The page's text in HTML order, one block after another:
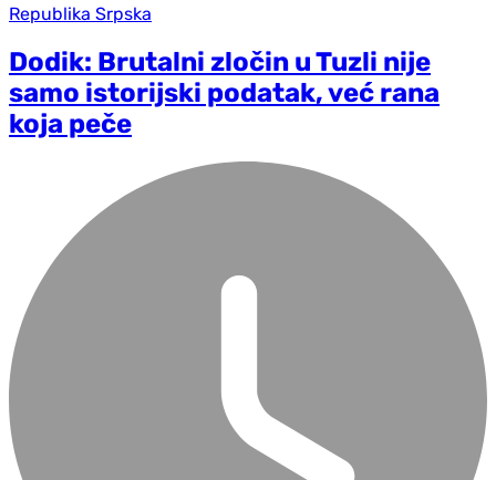
Republika Srpska
Dodik: Brutalni zločin u Tuzli nije
samo istorijski podatak, već rana
koja peče